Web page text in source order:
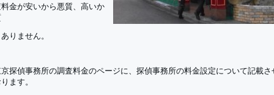
金が安いから悪質、高いか
りません。
探偵事務所の調査料金のページに、探偵事務所の料金設定について記載さ
ます。